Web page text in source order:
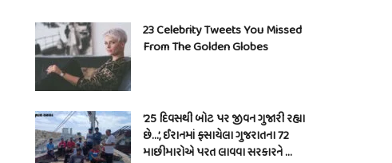
23 Celebrity Tweets You Missed
From The Golden Globes
’25 દિવસથી બોટ પર જીવન ગુજારી રહ્યા
છે…’, ઈરાનમાં ફસાયેલા ગુજરાતના 72
માછીમારોએ પરત લાવવા સરકારને …